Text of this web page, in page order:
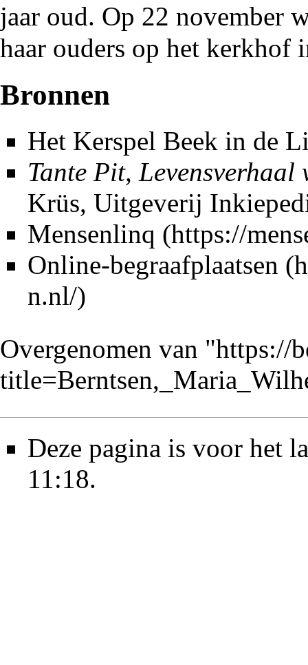
jaar oud. Op 22 november
haar ouders op het kerkhof
Bronnen
Het Kerspel Beek in de
Tante Pit,
Krüs, Uitgeverij
Mensenlinq
Online-begraafplaatsen
Overgenomen van "https://
Deze pagina is voor het
11:18.